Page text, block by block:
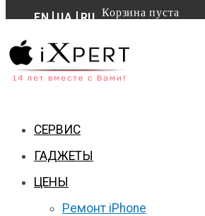
EN UA RU Корзина пуста
СЕРВИС
ГАДЖЕТЫ
ЦЕНЫ
Ремонт iPhone